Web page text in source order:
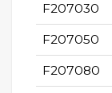
F207030
F207050
F207080